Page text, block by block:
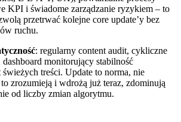
KPI i świadome zarządzanie ryzykiem – to
przetrwać kolejne core update’y bez
ruchu.
: regularny content audit, cykliczne
dashboard monitorujący stabilność
treści. Update to norma, nie
zrozumieją i wdrożą już teraz, zdominują
od liczby zmian algorytmu.